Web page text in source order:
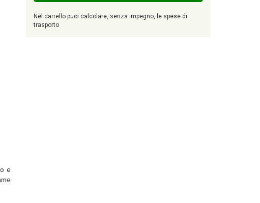
e
Nel carrello puoi calcolare, senza impegno, le spese di
trasporto